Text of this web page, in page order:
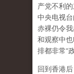
产党不利
中央电视
赤裸仍令
和观察中
排都非常“
回到香港